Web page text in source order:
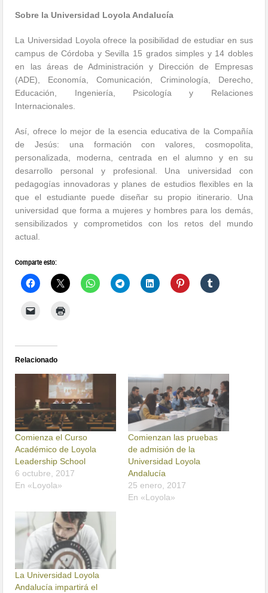
Sobre la Universidad Loyola Andalucía
La Universidad Loyola ofrece la posibilidad de estudiar en sus
campus de Córdoba y Sevilla 15 grados simples y 14 dobles
en las áreas de Administración y Dirección de Empresas
(ADE), Economía, Comunicación, Criminología, Derecho,
Educación, Ingeniería, Psicología y Relaciones
Internacionales.
Así, ofrece lo mejor de la esencia educativa de la Compañía
de Jesús: una formación con valores, cosmopolita,
personalizada, moderna, centrada en el alumno y en su
desarrollo personal y profesional. Una universidad con
pedagogías innovadoras y planes de estudios flexibles en la
que el estudiante puede diseñar su propio itinerario. Una
universidad que forma a mujeres y hombres para los demás,
sensibilizados y comprometidos con los retos del mundo
actual.
Comparte esto:
Relacionado
Comienza el Curso
Académico de Loyola
Leadership School
6 octubre, 2017
En «Loyola»
Comienzan las pruebas
de admisión de la
Universidad Loyola
Andalucía
25 enero, 2017
En «Loyola»
La Universidad Loyola
Andalucía impartirá el